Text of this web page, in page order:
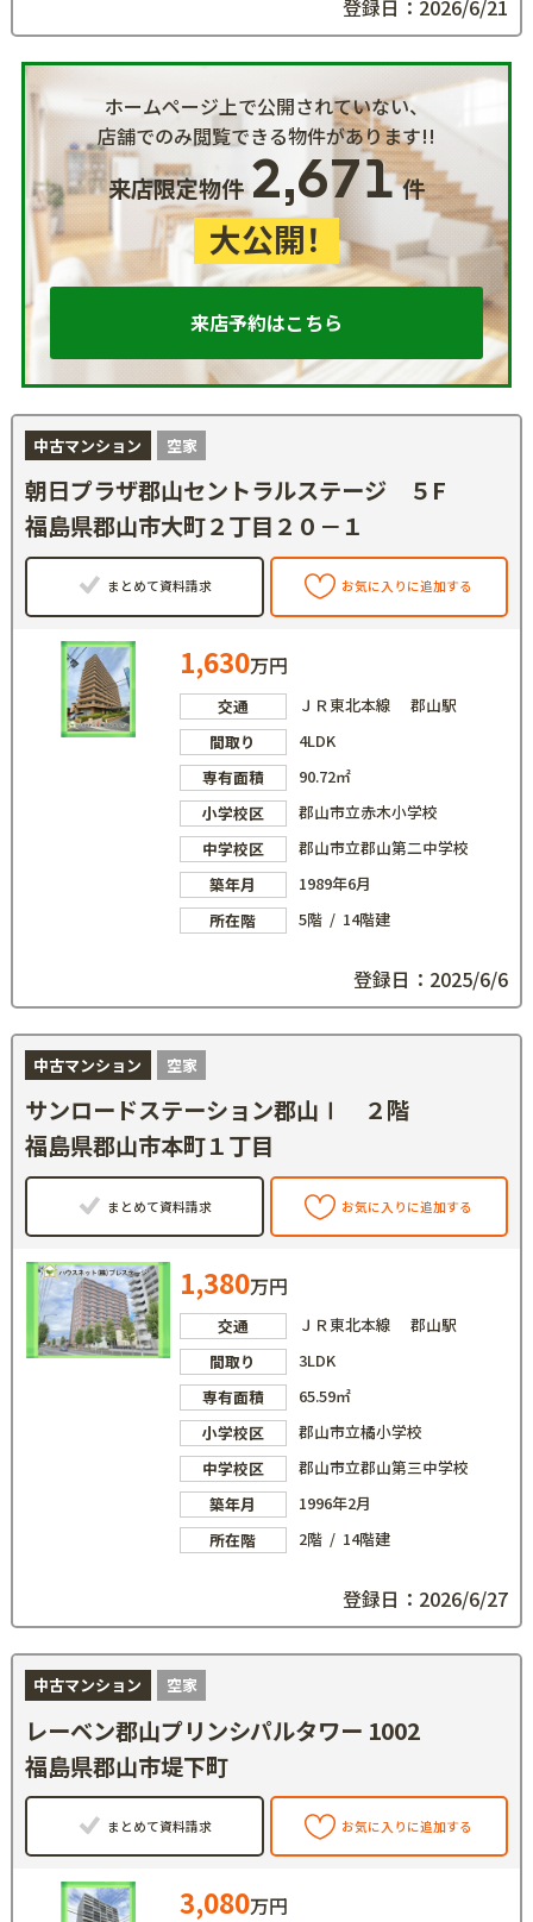
登録日：2026/6/21
ホームページ上で公開されていない、
店舗でのみ閲覧できる物件があります!!
来店限定物件2,671件
大公開！
来店予約はこちら
中古マンション 空家
朝日プラザ郡山セントラルステージ ５F
福島県郡山市大町２丁目２０－１
まとめて資料請求 お気に入りに追加する
1,630万円
交通
ＪＲ東北本線 郡山駅
間取り
4LDK
専有面積
90.72㎡
小学校区
郡山市立赤木小学校
中学校区
郡山市立郡山第二中学校
築年月
1989年6月
所在階
5階 / 14階建
登録日：2025/6/6
中古マンション 空家
サンロードステーション郡山Ⅰ ２階
福島県郡山市本町１丁目
まとめて資料請求 お気に入りに追加する
1,380万円
交通
ＪＲ東北本線 郡山駅
間取り
3LDK
専有面積
65.59㎡
小学校区
郡山市立橘小学校
中学校区
郡山市立郡山第三中学校
築年月
1996年2月
所在階
2階 / 14階建
登録日：2026/6/27
中古マンション 空家
レーベン郡山プリンシパルタワー 1002
福島県郡山市堤下町
まとめて資料請求 お気に入りに追加する
3,080万円